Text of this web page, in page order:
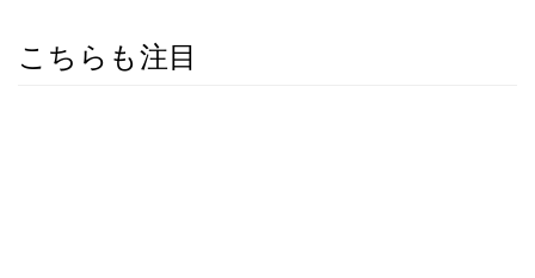
こちらも注目